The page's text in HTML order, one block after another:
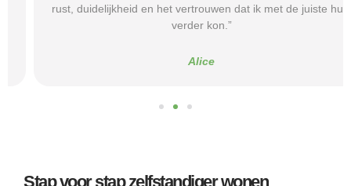
rust, duidelijkheid en het vertrouwen dat ik met de juiste hulp
verder kon.”
Alice
Stap voor stap zelfstandiger wonen